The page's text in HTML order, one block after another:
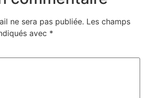
ne sera pas publiée. Les champs
avec *